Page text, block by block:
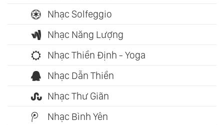
Nhạc Solfeggio
Nhạc Năng Lượng
Nhạc Thiền Định - Yoga
Nhạc Dẫn Thiền
Nhạc Thư Giãn
Nhạc Bình Yên